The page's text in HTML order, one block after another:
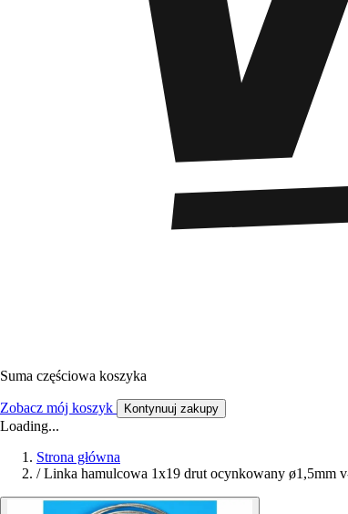
Suma częściowa koszyka
Zobacz mój koszyk Kontynuuj zakupy
Loading...
Strona główna
/ Linka hamulcowa 1x19 drut ocynkowany ø1,5mm